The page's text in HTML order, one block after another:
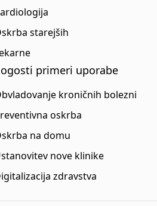
starejših
primeri uporabe
kroničnih bolezni
oskrba
na domu
nove klinike
zdravstva